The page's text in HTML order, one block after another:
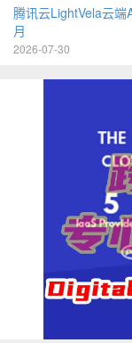
腾讯云LightVela云
月
2026-07-30